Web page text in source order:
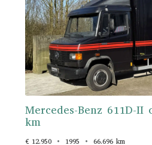
Mercedes-Benz 611D-II
km
€ 12.950 1995 66.696 km